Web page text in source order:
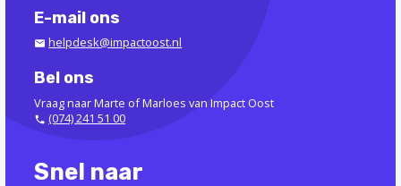
E-mail ons
helpdesk@impactoost.nl
Bel ons
Vraag naar Marte of Marloes van Impact Oost
(074) 241 51 00
Snel naar